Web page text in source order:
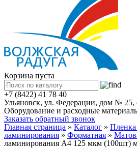
Корзина пуста
+7 (8422) 41 78 40
Ульяновск, ул. Федерации, дом № 25,
Оборудование и расходные
Заказать обратный звонок
Главная страница » Каталог » Пленка
ламинирования » Форматная »
ламинирования А4 125 мкм (100шт)